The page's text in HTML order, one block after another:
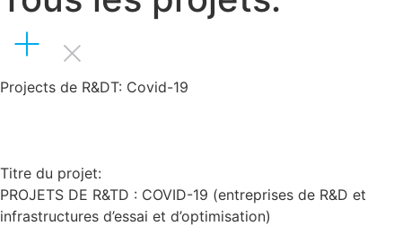
Projects de R&DT: Covid-19
Titre du projet:
PROJETS DE R&TD : COVID-19 (entreprises de R&D et
infrastructures d’essai et d’optimisation)